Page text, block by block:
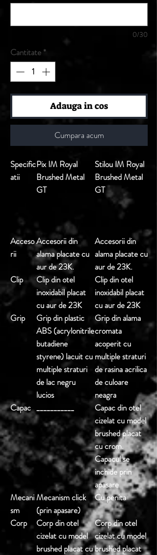
0/30
Cantitate *
Adauga in cos
Cumpara acum
Specific
atii
Pix IM Royal
Brushed Metal
GT
Stilou IM Royal
Brushed Metal
GT
Acceso
rii
Accesorii din
alama placate cu
aur de 23K.
Accesorii din
alama placate cu
aur de 23K.
Clip
Clip din otel
inoxidabil placat
cu aur de 23K
Clip din otel
inoxidabil placat
cu aur de 23K
Grip
Grip din plastic
ABS (acrylonitrile
butadiene
styrene) lacuit cu
multiple straturi
de lac negru
lucios
Grip din alama
cromata
acoperit cu
multiple straturi
de rasina acrilica
de culoare
neagra
Capac ___________
Capac din otel
cizelat cu model
brushed placat
cu crom.
Capacul se
inchide prin
apasare
Mecani
sm
Mecanism click
(prin apasare)
Cu penita
Corp
Corp din otel
cizelat cu model
brushed placat cu
Corp din otel
cizelat cu model
brushed placat